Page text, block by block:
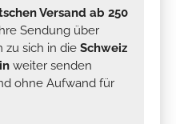
Versand ab 250
Sendung über
zu sich in die Schweiz
weiter senden
ohne Aufwand für